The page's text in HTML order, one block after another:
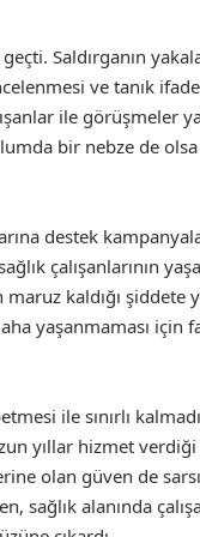
Saldırganın
ve tanık
ile görüşmeler
bir nebze de
destek
çalışanlarının
maruz kaldığı
yaşanmaması için
ile sınırlı
yıllar hizmet
olan güven de
sağlık alanında